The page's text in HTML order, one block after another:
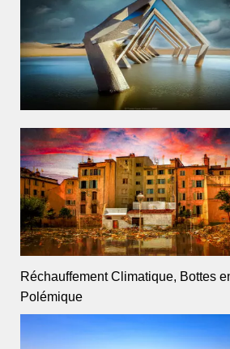
Réchauffement Climatique, Bottes
Polémique